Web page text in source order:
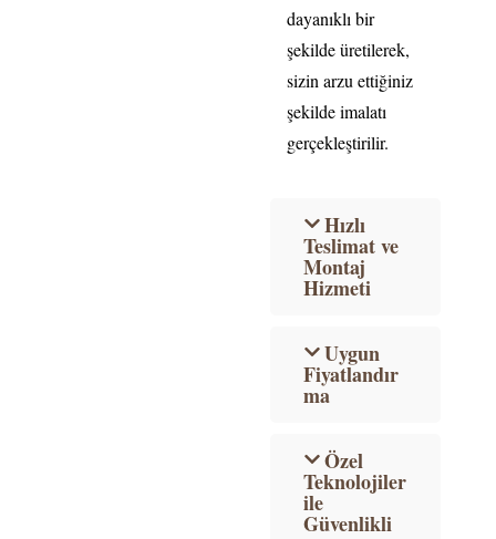
dayanıklı bir
şekilde üretilerek,
sizin arzu ettiğiniz
şekilde imalatı
gerçekleştirilir.
Hızlı
Teslimat ve
Montaj
Hizmeti
Uygun
Fiyatlandır
ma
Özel
Teknolojiler
ile
Güvenlikli